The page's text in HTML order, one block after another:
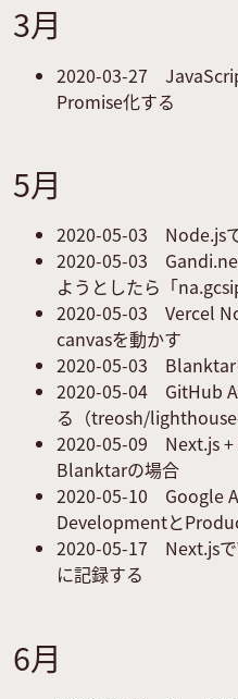
3月
2020-03-27
Promise化する
5月
2020-05-03
Node.js
2020-05-03
ようとしたら「
2020-05-03
Vercel
canvasを動かす
2020-05-03
Blanktar
2020-05-04
GitHub
る（treosh/
2020-05-09
Next.js
Blanktarの場合
2020-05-10
Google
Developmentと
2020-05-17
Next.js
に記録する
6月